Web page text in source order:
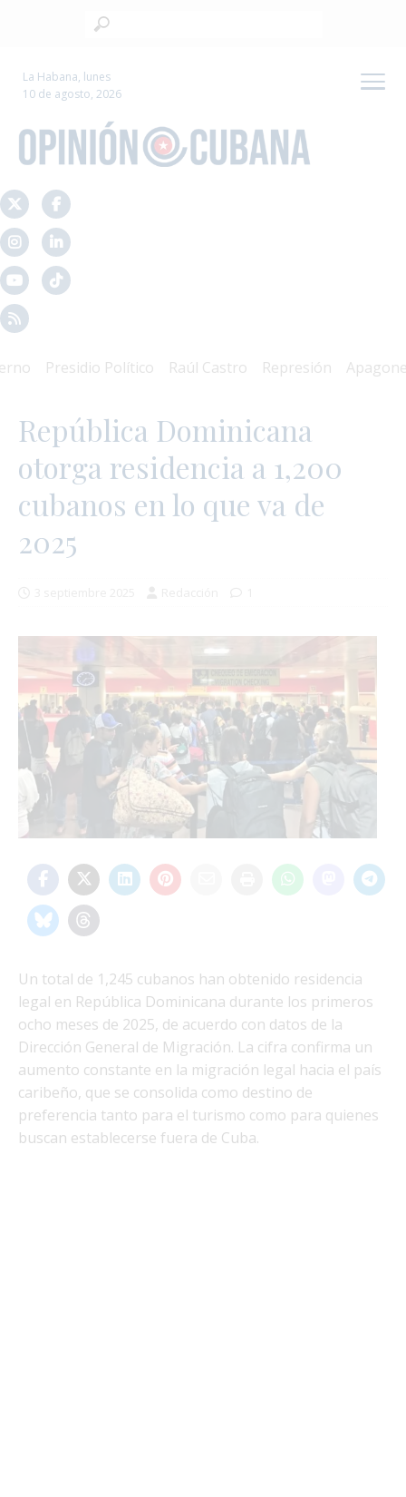
La Habana, lunes
10 de agosto, 2026
Presidio Político Raúl Castro Represión Apagones
República Dominicana
otorga residencia a 1,200
cubanos en lo que va de
2025
Un total de 1,245 cubanos han obtenido residencia
legal en República Dominicana durante los primeros
ocho meses de 2025, de acuerdo con datos de la
Dirección General de Migración. La cifra confirma un
aumento constante en la migración legal hacia el país
caribeño, que se consolida como destino de
preferencia tanto para el turismo como para quienes
buscan establecerse fuera de Cuba.